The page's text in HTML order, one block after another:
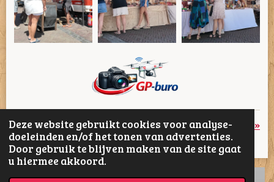
Deze website gebruikt cookies voor analyse-
doeleinden en/of het tonen van advertenties.
Door gebruik te blijven maken van de site gaat
u hiermee akkoord.
«Vorige Volgende »
D
e
D
e
S
h
D
e